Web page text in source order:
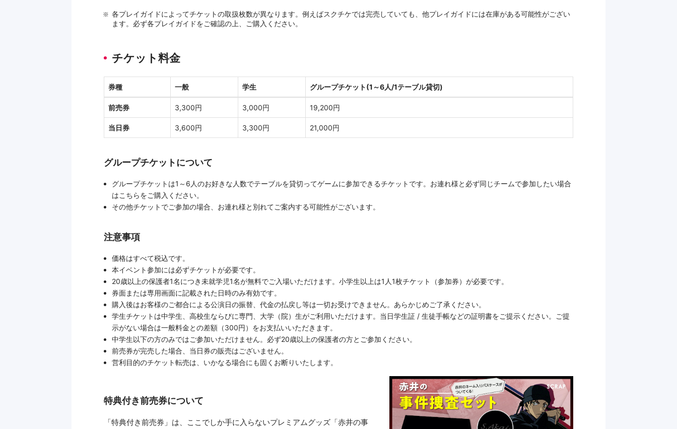
各プレイガイドによってチケットの取扱枚数が異なります。例えばスクチケでは完売していても、他プレイガイドには在庫がある可能性がござい
ます。必ず各プレイガイドをご確認の上、ご購入ください。
チケット料金
券種 一般 学生 グループチケット(1～6人/1テーブル貸切)
前売券 3,300円 3,000円 19,200円
当日券 3,600円 3,300円 21,000円
グループチケットについて
グループチケットは1～6人のお好きな人数でテーブルを貸切ってゲームに参加できるチケットです。お連れ様と必ず同じチームで参加したい場合
はこちらをご購入ください。
その他チケットでご参加の場合、お連れ様と別れてご案内する可能性がございます。
注意事項
価格はすべて税込です。
本イベント参加には必ずチケットが必要です。
20歳以上の保護者1名につき未就学児1名が無料でご入場いただけます。小学生以上は1人1枚チケット（参加券）が必要です。
券面または専用画面に記載された日時のみ有効です。
購入後はお客様のご都合による公演日の振替、代金の払戻し等は一切お受けできません。あらかじめご了承ください。
学生チケットは中学生、高校生ならびに専門、大学（院）生がご利用いただけます。当日学生証 / 生徒手帳などの証明書をご提示ください。ご提
示がない場合は一般料金との差額（300円）をお支払いいただきます。
中学生以下の方のみではご参加いただけません。必ず20歳以上の保護者の方とご参加ください。
前売券が完売した場合、当日券の販売はございません。
営利目的のチケット転売は、いかなる場合にも固くお断りいたします。
特典付き前売券について
「特典付き前売券」は、ここでしか手に入らないプレミアムグッズ「赤井の事